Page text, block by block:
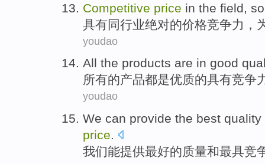
Competitive price in the field,
具有同行业绝对的价格竞争力 ，
youdao
All the products are in good
所有的产品都是优质的具有竞争
youdao
We can provide the best quality
price.
我们能提供最好的质量和最具竞